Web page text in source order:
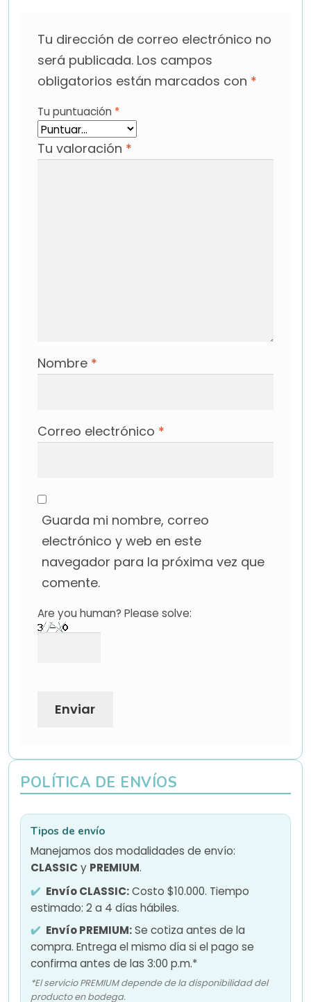
Tu dirección de correo electrónico no
será publicada. Los campos
obligatorios están marcados con *
Tu puntuación *
Tu valoración *
Nombre *
Correo electrónico *
Guarda mi nombre, correo
electrónico y web en este
navegador para la próxima vez que
comente.
Are you human? Please solve:
POLÍTICA DE ENVÍOS
Tipos de envío
Manejamos dos modalidades de envío:
CLASSICy PREMIUM.
Envío CLASSIC:Costo $10.000. Tiempo
estimado: 2 a 4 días hábiles.
Envío PREMIUM:Se cotiza antes de la
compra. Entrega el mismo día si el pago se
confirma antes de las 3:00 p.m.*
*El servicio PREMIUM depende de la disponibilidad del
producto en bodega.